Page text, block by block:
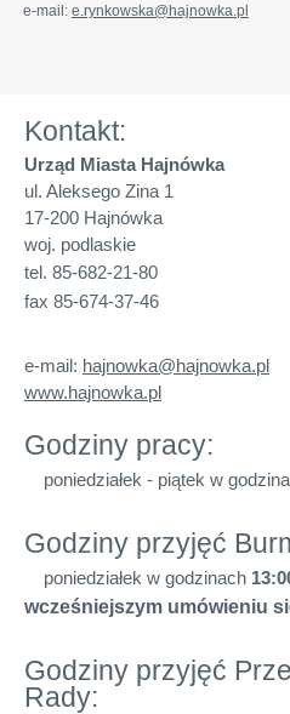
e-mail: e.rynkowska@hajnowka.pl
Kontakt:
Urząd Miasta Hajnówka
ul. Aleksego Zina 1
17-200 Hajnówka
woj. podlaskie
tel. 85-682-21-80
fax 85-674-37-46
e-mail: hajnowka@hajnowka.pl
www.hajnowka.pl
Godziny pracy:
poniedziałek - piątek w
Godziny przyjęć
poniedziałek w godzinach
wcześniejszym umówieniu
Godziny przyjęć
Rady: